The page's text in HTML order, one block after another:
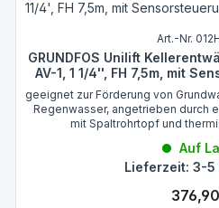
Art.-Nr.
GRUNDFOS Unilift
AV-1, 1 1/4'', FH 7,5m, mit
geeignet zur Förderung von
Regenwasser, angetrieben durch
mit Spaltrohrtopf und
Auf
Lieferzeit: 3-5